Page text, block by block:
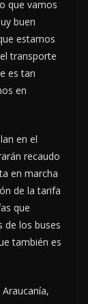
que vamos
buen
estamos
transporte
es tan
en
en el
recaudo
en marcha
de la tarifa
que
de los buses
también es